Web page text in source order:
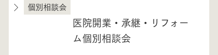
茨城県
個別相談会
医院開業・承継・リフォー
ム個別相談会